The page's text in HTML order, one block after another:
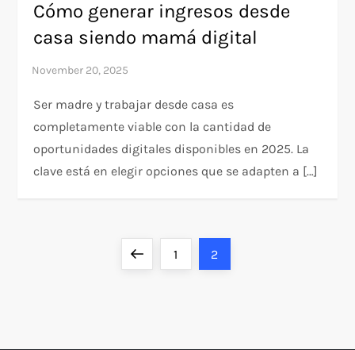
Cómo generar ingresos desde
casa siendo mamá digital
Ser madre y trabajar desde casa es
completamente viable con la cantidad de
oportunidades digitales disponibles en 2025. La
clave está en elegir opciones que se adapten a […]
PreviousPage
1 Page
2